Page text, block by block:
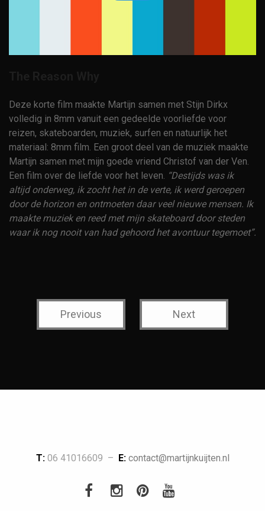
Deze korte film maakte Martijn samen met Stijn Dirkx
volledig in 8mm vanuit een gedeelde voorliefde voor
reizen, skateboarden, muziek, surfen en natuurlijk het
materiaal: 8mm film. Een groot deel van de muziek maakte
Martijn samen met mijn goede vriend Christof van der Ven.
Een film over de liefde voor het leven. “Destijds was ik
altijd onderweg, ik zocht het in de verte, ik werd geroepen
door de horizon en ontmoeten daar veel nieuwe mensen. Ik
maakte muziek en reed met mijn skateboard door steden
waar ik nog nooit van had gehoord het avontuur tegemoet”.
Previous Next
T:06 41016609 – E: contact@martijnkuijten.nl